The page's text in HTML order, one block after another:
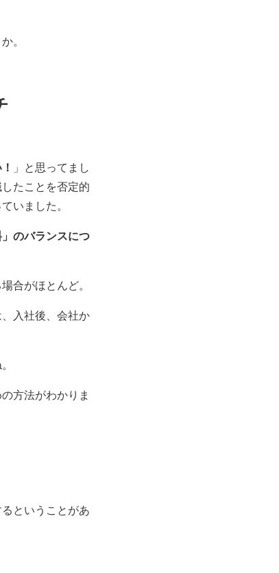
。
」と思ってまし
たことを否定的
いました。
のバランスにつ
合がほとんど。
入社後、会社か
方法がわかりま
ということがあ